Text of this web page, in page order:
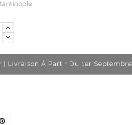
| Livraison À Partir Du 1er Septembre